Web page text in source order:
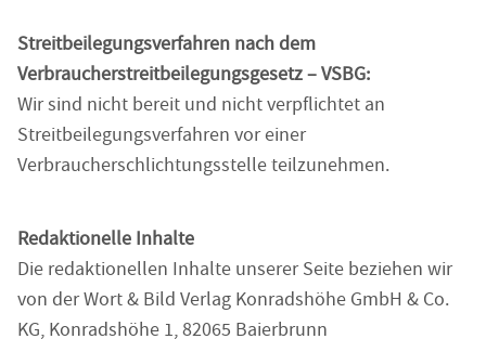
Streitbeilegungsverfahren nach dem
Verbraucherstreitbeilegungsgesetz – VSBG:
Wir sind nicht bereit und nicht verpflichtet an
Streitbeilegungsverfahren vor einer
Verbraucherschlichtungsstelle teilzunehmen.
Redaktionelle Inhalte
Die redaktionellen Inhalte unserer Seite beziehen wir
von der Wort & Bild Verlag Konradshöhe GmbH & Co.
KG, Konradshöhe 1, 82065 Baierbrunn